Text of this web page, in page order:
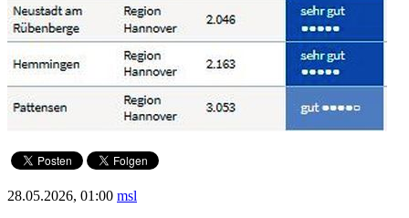
28.05.2026, 01:00 msl